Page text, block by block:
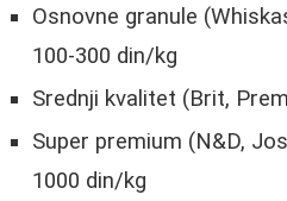
Osnovne granule
100-300 din/kg
Srednji kvalitet (Brit,
Super premium (N&D,
1000 din/kg